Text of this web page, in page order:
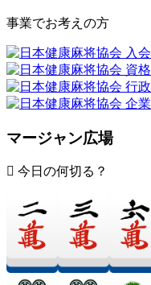
事業でお考えの方
マージャン広場
今日の何切る？